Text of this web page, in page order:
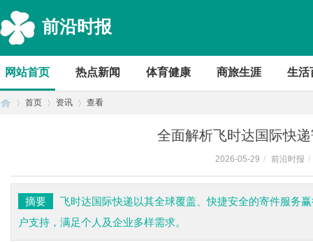
前沿时报
网站首页 热点新闻 体育健康 商旅生涯 生活
首页 资讯 查看
全面解析飞时达国际快
2026-05-29 / 前沿时报 /
摘要
飞时达国际快递以其全球覆盖、快捷安全的寄件服务
户支持，满足个人及企业多样需求。